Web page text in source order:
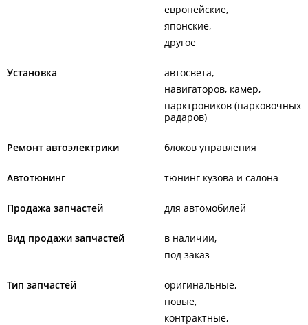
европейские
японские
другое
Установка
автосвета
навигаторов, камер
парктроников (парковочных
радаров)
Ремонт автоэлектрики блоков управления
Автотюнинг тюнинг кузова и салона
Продажа запчастей для автомобилей
Вид продажи запчастей
в наличии
под заказ
Тип запчастей
оригинальные
новые
контрактные